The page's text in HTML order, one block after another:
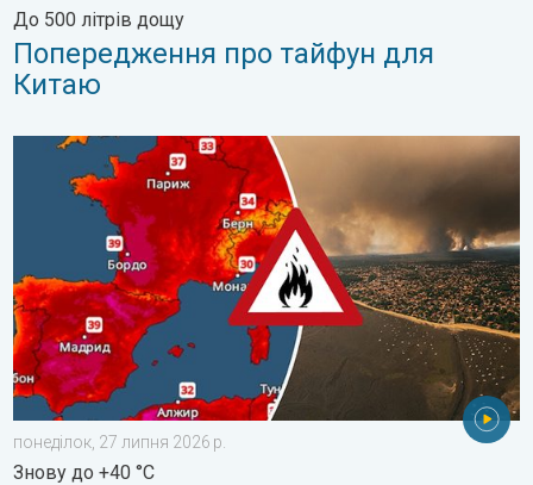
До 500 літрів дощу
Попередження про тайфун для
Китаю
Масштабні лісові пожежі в Південно-Західній Європі.
понеділок, 27 липня 2026 р.
Знову до +40 °C